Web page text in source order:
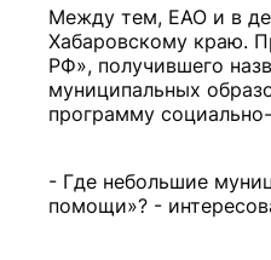
Между тем, ЕАО и в
Хабаровскому краю.
РФ», получившего
муниципальных
программу
- Где небольшие
помощи»? -